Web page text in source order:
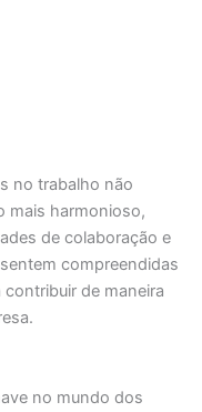
no trabalho não
mais harmonioso,
de colaboração e
compreendidas
de maneira
no mundo dos